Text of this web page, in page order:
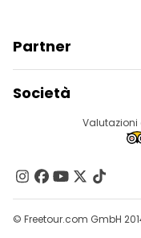
Partner
Accesso Del Fornitore
Programma Di
Società
Destinazioni
Contattaci
Gruppi
Aiuto
Valutazioni
© Freetour.com GmbH